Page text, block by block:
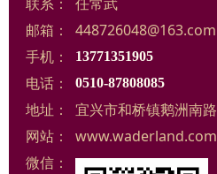
邮箱：
448726048@163.com
手机：
13771351905
电话： 0510-87808085
地址：
宜兴市和桥镇鹅洲南路
网站：
www.waderland.com
微信：